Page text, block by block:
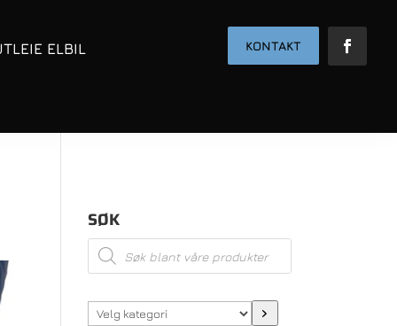
ELBIL
KONTAKT
SØK
Products
search
Velg